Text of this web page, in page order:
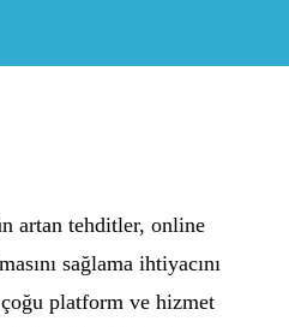
artan tehditler, online
sağlama ihtiyacını
platform ve hizmet